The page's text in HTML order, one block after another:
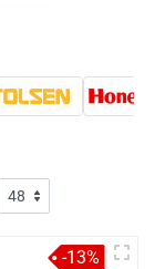
-13%